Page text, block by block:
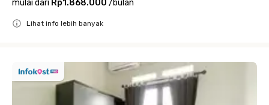
mulai dari Rp1.868.000 /bulan
Lihat info lebih banyak